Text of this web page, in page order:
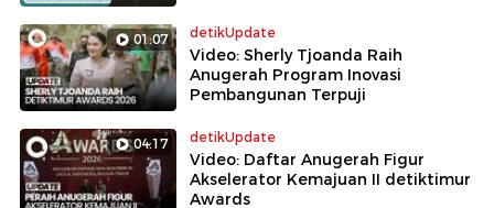
01:07 detikUpdate
Video: Sherly Tjoanda Raih
Anugerah Program Inovasi
Pembangunan Terpuji
04:17 detikUpdate
Video: Daftar Anugerah Figur
Akselerator Kemajuan II detiktimur
Awards